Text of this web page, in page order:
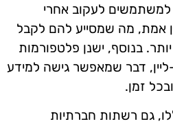
למשתמשים לעקוב אחרי
אמת, מה שמסייע להם לקבל
בנוסף, ישנן פלטפורמות
ליין, דבר שמאפשר גישה למידע
זמן.
גם רשתות חברתיות